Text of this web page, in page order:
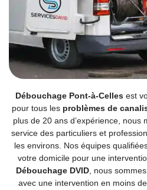
Débouchage Pont-à-Cellesest
pour tous les problèmes de
plus de 20 ans d’expérience, nous
service des particuliers et
les environs. Nos équipes
votre domicile pour une
Débouchage DVID, nous
avec une intervention en moins